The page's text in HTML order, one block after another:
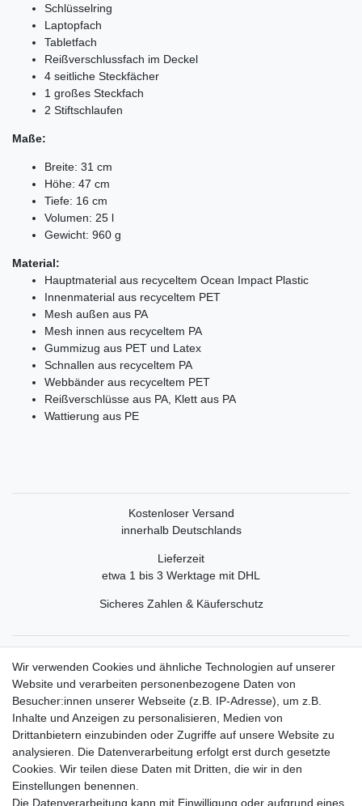
Schlüsselring
Laptopfach
Tabletfach
Reißverschlussfach im Deckel
4 seitliche Steckfächer
1 großes Steckfach
2 Stiftschlaufen
Maße:
Breite: 31 cm
Höhe: 47 cm
Tiefe: 16 cm
Volumen: 25 l
Gewicht: 960 g
Material:
Hauptmaterial aus recyceltem Ocean Impact Plastic
Innenmaterial aus recyceltem PET
Mesh außen aus PA
Mesh innen aus recyceltem PA
Gummizug aus PET und Latex
Schnallen aus recyceltem PA
Webbänder aus recyceltem PET
Reißverschlüsse aus PA, Klett aus PA
Wattierung aus PE
Kostenloser Versand
innerhalb Deutschlands
Lieferzeit
etwa 1 bis 3 Werktage mit DHL
Sicheres Zahlen & Käuferschutz
Rechtliche Informationen
Widerrufsrecht
Widerrufsformular
Datenschutzerklärung
AGB
Wir verwenden Cookies und ähnliche Technologien auf unserer
Website und verarbeiten personenbezogene Daten von
Besucher:innen unserer Webseite (z.B. IP-Adresse), um z.B.
Inhalte und Anzeigen zu personalisieren, Medien von
Drittanbietern einzubinden oder Zugriffe auf unsere Website zu
analysieren. Die Datenverarbeitung erfolgt erst durch gesetzte
Cookies. Wir teilen diese Daten mit Dritten, die wir in den
Einstellungen benennen.
Die Datenverarbeitung kann mit Einwilligung oder aufgrund eines